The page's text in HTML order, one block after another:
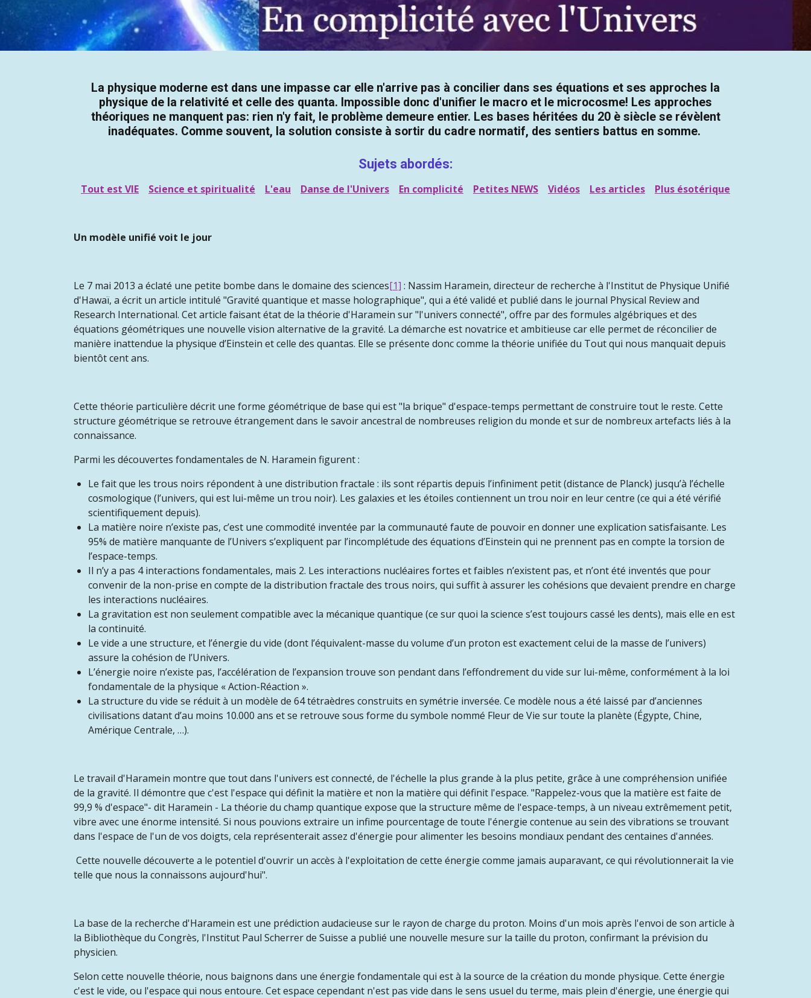
La physique moderne est dans une impasse car elle n'arrive pas à concilier dans ses équations et ses approches la
physique de la relativité et celle des quanta. Impossible donc d'unifier le macro et le microcosme! Les approches
théoriques ne manquent pas: rien n'y fait, le problème demeure entier. Les bases héritées du 20 è siècle se révèlent
inadéquates. Comme souvent, la solution consiste à sortir du cadre normatif, des sentiers battus en somme.
Sujets abordés:
Tout est VIE Science et spiritualité L'eau Danse de l'Univers En complicité Petites NEWS Vidéos Les articles Plus ésotérique
Un modèle unifié voit le jour
Le 7 mai 2013 a éclaté une petite bombe dans le domaine des sciences[1] : Nassim Haramein, directeur de recherche à l'Institut de Physique Unifié
d'Hawaï, a écrit un article intitulé "Gravité quantique et masse holographique", qui a été validé et publié dans le journal Physical Review and
Research International. Cet article faisant état de la théorie d'Haramein sur "l'univers connecté", offre par des formules algébriques et des
équations géométriques une nouvelle vision alternative de la gravité. La démarche est novatrice et ambitieuse car elle permet de réconcilier de
manière inattendue la physique d’Einstein et celle des quantas. Elle se présente donc comme la théorie unifiée du Tout qui nous manquait depuis
bientôt cent ans.
Cette théorie particulière décrit une forme géométrique de base qui est "la brique" d'espace-temps permettant de construire tout le reste. Cette
structure géométrique se retrouve étrangement dans le savoir ancestral de nombreuses religion du monde et sur de nombreux artefacts liés à la
connaissance.
Parmi les découvertes fondamentales de N. Haramein figurent :
Le fait que les trous noirs répondent à une distribution fractale : ils sont répartis depuis l’infiniment petit (distance de Planck) jusqu’à l’échelle
cosmologique (l’univers, qui est lui-même un trou noir). Les galaxies et les étoiles contiennent un trou noir en leur centre (ce qui a été vérifié
scientifiquement depuis).
La matière noire n’existe pas, c’est une commodité inventée par la communauté faute de pouvoir en donner une explication satisfaisante. Les
95% de matière manquante de l’Univers s’expliquent par l’incomplétude des équations d’Einstein qui ne prennent pas en compte la torsion de
l’espace-temps.
Il n’y a pas 4 interactions fondamentales, mais 2. Les interactions nucléaires fortes et faibles n’existent pas, et n’ont été inventés que pour
convenir de la non-prise en compte de la distribution fractale des trous noirs, qui suffit à assurer les cohésions que devaient prendre en charge
les interactions nucléaires.
La gravitation est non seulement compatible avec la mécanique quantique (ce sur quoi la science s’est toujours cassé les dents), mais elle en est
la continuité.
Le vide a une structure, et l’énergie du vide (dont l’équivalent-masse du volume d’un proton est exactement celui de la masse de l’univers)
assure la cohésion de l’Univers.
L’énergie noire n’existe pas, l’accélération de l’expansion trouve son pendant dans l’effondrement du vide sur lui-même, conformément à la loi
fondamentale de la physique « Action-Réaction ».
La structure du vide se réduit à un modèle de 64 tétraèdres construits en symétrie inversée. Ce modèle nous a été laissé par d’anciennes
civilisations datant d’au moins 10.000 ans et se retrouve sous forme du symbole nommé Fleur de Vie sur toute la planète (Égypte, Chine,
Amérique Centrale, …).
Le travail d'Haramein montre que tout dans l'univers est connecté, de l'échelle la plus grande à la plus petite, grâce à une compréhension unifiée
de la gravité. Il démontre que c'est l'espace qui définit la matière et non la matière qui définit l'espace. "Rappelez-vous que la matière est faite de
99,9 % d'espace"- dit Haramein - La théorie du champ quantique expose que la structure même de l'espace-temps, à un niveau extrêmement petit,
vibre avec une énorme intensité. Si nous pouvions extraire un infime pourcentage de toute l'énergie contenue au sein des vibrations se trouvant
dans l'espace de l'un de vos doigts, cela représenterait assez d'énergie pour alimenter les besoins mondiaux pendant des centaines d'années.
Cette nouvelle découverte a le potentiel d'ouvrir un accès à l'exploitation de cette énergie comme jamais auparavant, ce qui révolutionnerait la vie
telle que nous la connaissons aujourd'hui".
La base de la recherche d'Haramein est une prédiction audacieuse sur le rayon de charge du proton. Moins d'un mois après l'envoi de son article à
la Bibliothèque du Congrès, l'Institut Paul Scherrer de Suisse a publié une nouvelle mesure sur la taille du proton, confirmant la prévision du
physicien.
Selon cette nouvelle théorie, nous baignons dans une énergie fondamentale qui est à la source de la création du monde physique. Cette énergie
c'est le vide, ou l'espace qui nous entoure. Cet espace cependant n'est pas vide dans le sens usuel du terme, mais plein d'énergie, une énergie qui